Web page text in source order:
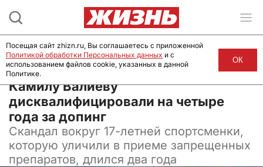
29 января 2024, 14:17
Камилу Валиеву
дисквалифицировали на четыре
года за допинг
Скандал вокруг 17-летней спортсменки,
которую уличили в приеме запрещенных
препаратов, длился два года
Посещая сайт zhizn.ru, Вы соглашаетесь с приложенной
Политикой обработки Персональных данных и с
использованием файлов cookie, указанных в данной
Политике.
ОК